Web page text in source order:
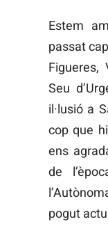
Estem
passat
Figueres,
Seu
il·lusió a
cop que
ens
de
pogut